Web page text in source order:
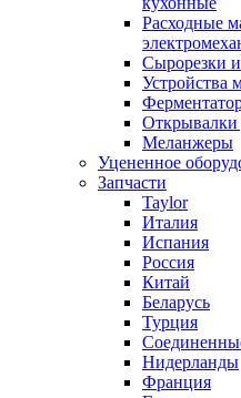
Расходные
Сырорезки
Устройства
Открывалки
Меланжеры
Уцененное
Запчасти
Taylor
Италия
Испания
Россия
Китай
Беларусь
Турция
Нидерланды
Франция